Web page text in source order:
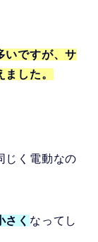
いですが、サ
した。
じく電動なの
さく なってし